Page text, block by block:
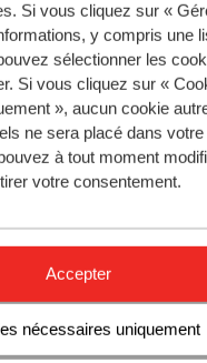
Si vous cliquez sur «
y compris une
sélectionner les
Si vous cliquez sur «
», aucun cookie
ne sera placé dans votre
à tout moment
votre consentement.
Accepter
nécessaires uniquement
environ 50 mètres
ville: palmanova
14 kilomètres
environ 25
l'arrêt de bus environ
distributeur d'argent
la plus proche
le plus proche